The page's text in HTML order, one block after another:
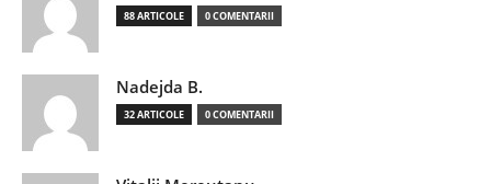
88 ARTICOLE 0 COMENTARII
Nadejda B.
32 ARTICOLE 0 COMENTARII